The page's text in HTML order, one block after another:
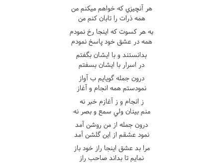
هر آنچيزي که خواهم ميکنم من
همه ذرات را تابان کنم من
به هر کسوت که اينجا رخ نمودم
همه در عشق خود پاسخ نمودم
بدانستند و با ايشان بگفتم
در اسرار با ايشان بسفتم
درون جمله گويايم ب آواز
نمودستم همه انجام و آغاز
ز انجام و ز آغازم خبر نه
منم بينان ولي سمع و بصر نه
درون جمله از من روشن آمد
نمود عشقم از اين گلشن آمد
مرا بد عشق اينجا راز خود باز
نمايم تا بداند صاحب راز